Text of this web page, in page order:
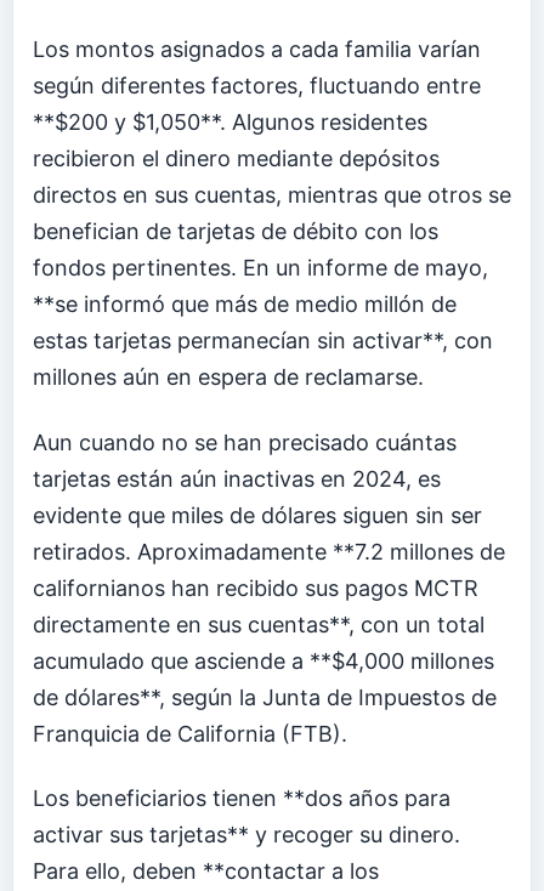
Los montos asignados a cada familia varían
según diferentes factores, fluctuando entre
**$200 y $1,050**. Algunos residentes
recibieron el dinero mediante depósitos
directos en sus cuentas, mientras que otros se
benefician de tarjetas de débito con los
fondos pertinentes. En un informe de mayo,
**se informó que más de medio millón de
estas tarjetas permanecían sin activar**, con
millones aún en espera de reclamarse.
Aun cuando no se han precisado cuántas
tarjetas están aún inactivas en 2024, es
evidente que miles de dólares siguen sin ser
retirados. Aproximadamente **7.2 millones de
californianos han recibido sus pagos MCTR
directamente en sus cuentas**, con un total
acumulado que asciende a **$4,000 millones
de dólares**, según la Junta de Impuestos de
Franquicia de California (FTB).
Los beneficiarios tienen **dos años para
activar sus tarjetas** y recoger su dinero.
Para ello, deben **contactar a los